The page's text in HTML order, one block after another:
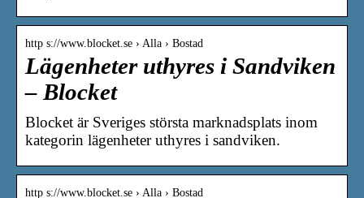
http s://www.blocket.se › Alla › Bostad
Lägenheter uthyres i Sandviken
– Blocket
Blocket är Sveriges största marknadsplats inom
kategorin lägenheter uthyres i sandviken.
http s://www.blocket.se › Alla › Bostad